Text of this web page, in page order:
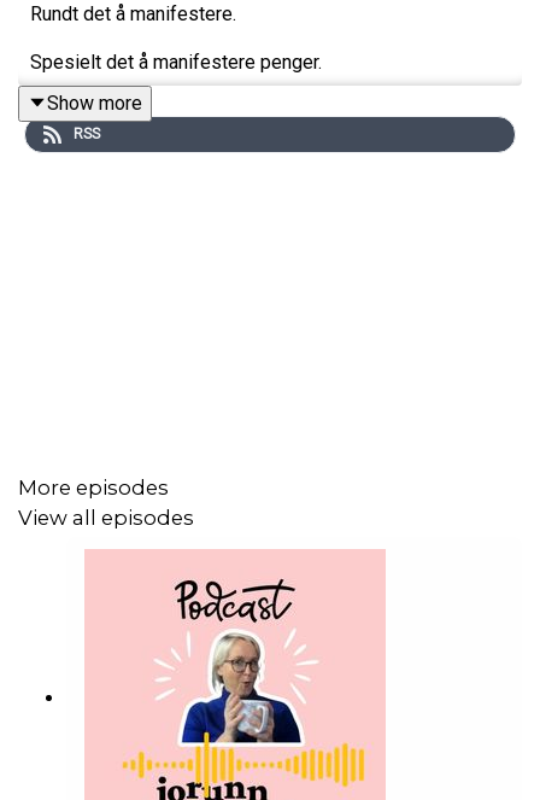
Rundt det å manifestere.
Spesielt det å manifestere penger.
Og kanskje er det noe flere av oss kan kjenne på…
For meg handler ikke manifestering om å få mer ting
Det handler om å bli mer meg. Innefra og ut. Autentisk
Og kanskje er det ikke så svart-hvitt som vi noen ganger
gjør det til :)
Show more
RSS
More episodes
View all episodes